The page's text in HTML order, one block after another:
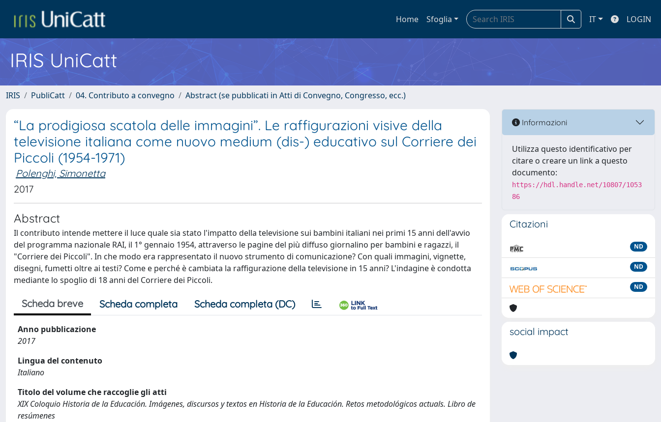
Home Sfoglia IT LOGIN
IRIS UniCatt
IRIS PubliCatt 04. Contributo a convegno Abstract (se pubblicati in Atti di Convegno, Congresso, ecc.)
“La prodigiosa scatola delle immagini”. Le raffigurazioni visive della
televisione italiana come nuovo medium (dis-) educativo sul Corriere dei
Piccoli (1954-1971)
Polenghi, Simonetta
2017
Abstract
Il contributo intende mettere il luce quale sia stato l'impatto della televisione sui bambini italiani nei primi 15 anni dell'avvio
del programma nazionale RAI, il 1° gennaio 1954, attraverso le pagine del più diffuso giornalino per bambini e ragazzi, il
"Corriere dei Piccoli". In che modo era rappresentato il nuovo strumento di comunicazione? Con quali immagini, vignette,
disegni, fumetti oltre ai testi? Come e perché è cambiata la raffigurazione della televisione in 15 anni? L'indagine è condotta
mediante lo spoglio di 18 anni del Corriere dei Piccoli.
Scheda breve Scheda completa Scheda completa (DC)
Anno pubblicazione
2017
Lingua del contenuto
Italiano
Titolo del volume che raccoglie gli atti
XIX Coloquio Historia de la Educación. Imágenes, discursos y textos en Historia de la Educación. Retos metodológicos actuals. Libro de
resúmenes
Informazioni
Utilizza questo identificativo per
citare o creare un link a questo
documento:
https://hdl.handle.net/10807/1053
86
Citazioni
ND
ND
ND
social impact